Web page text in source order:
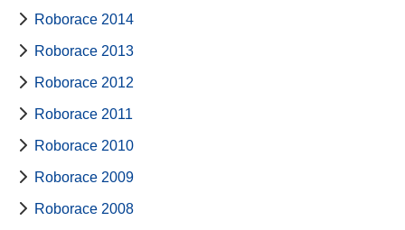
Roborace 2014
Roborace 2013
Roborace 2012
Roborace 2011
Roborace 2010
Roborace 2009
Roborace 2008